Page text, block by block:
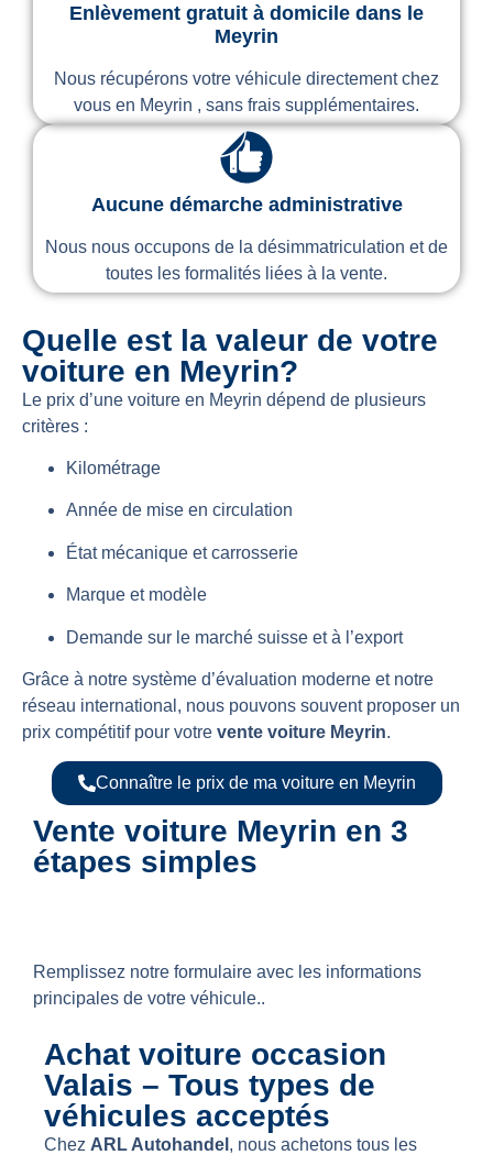
Enlèvement gratuit à domicile dans le
Meyrin
Nous récupérons votre véhicule directement chez
vous en Meyrin , sans frais supplémentaires.
Aucune démarche administrative
Nous nous occupons de la désimmatriculation et de
toutes les formalités liées à la vente.
Quelle est la valeur de votre
voiture en Meyrin?
Le prix d’une voiture en Meyrin dépend de plusieurs
critères :
Kilométrage
Année de mise en circulation
État mécanique et carrosserie
Marque et modèle
Demande sur le marché suisse et à l’export
Grâce à notre système d’évaluation moderne et notre
réseau international, nous pouvons souvent proposer un
prix compétitif pour votre vente voiture Meyrin.
Connaître le prix de ma voiture en Meyrin
Vente voiture Meyrin en 3
étapes simples
Remplissez notre formulaire avec les informations
principales de votre véhicule..
Achat voiture occasion
Valais – Tous types de
véhicules acceptés
Chez ARL Autohandel , nous achetons tous les